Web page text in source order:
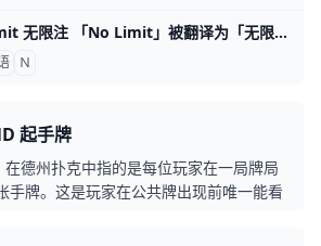
No Limit 无限注 「No Limit」被翻译为「无限注」，指的是一种赌注结构，其中玩家可以在每一轮在下注时可以随意投入筹码，没有金额上限。这种注额结构赋予玩家极
Ｎ
起手牌
德州扑克中指的是每位玩家在一局牌局
手牌。这是玩家在公共牌出现前唯一能看